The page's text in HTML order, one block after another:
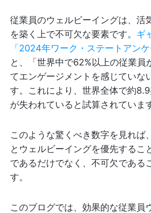
従業員のウェルビーイングは、活
を築く上で不可欠な要素です。 ギ
「2024年ワーク・ステートアンケ
と、「世界中で62%以上の従業員
てエンゲージメントを感じていな
す。これにより、世界全体で約
が失われていると試算されていま
このような驚くべき数字を見れば
とウェルビーイングを優先するこ
であるだけでなく、不可欠である
す。
このブログでは、効果的な従業員